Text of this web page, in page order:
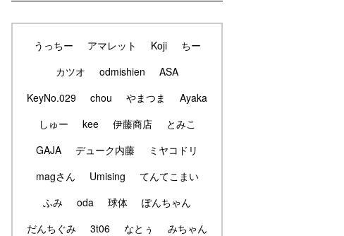
うっちー アマレット Koji
ちー
カツオ
odmishien
ASA
KeyNo.029
chou やまつま
Ayaka
しゅー
kee 伊藤商店
とみこ
GAJA
デューク内藤
ミヤコドリ
magさん
Umising
てんてこまい
ふみ
oda 球体
ぽんちゃん
だんちぐみ
3t06 なとぅ
みちゃん